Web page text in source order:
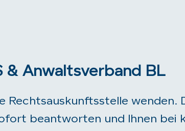
& Anwaltsverband BL
Rechtsauskunftsstelle
beantworten und Ihnen bei